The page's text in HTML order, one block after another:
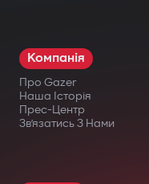
відсутні,
при ударі або
Офіційна
Компанія
Про Gazer
Наша Історія
Прес-Центр
Зв’язатись З Нами